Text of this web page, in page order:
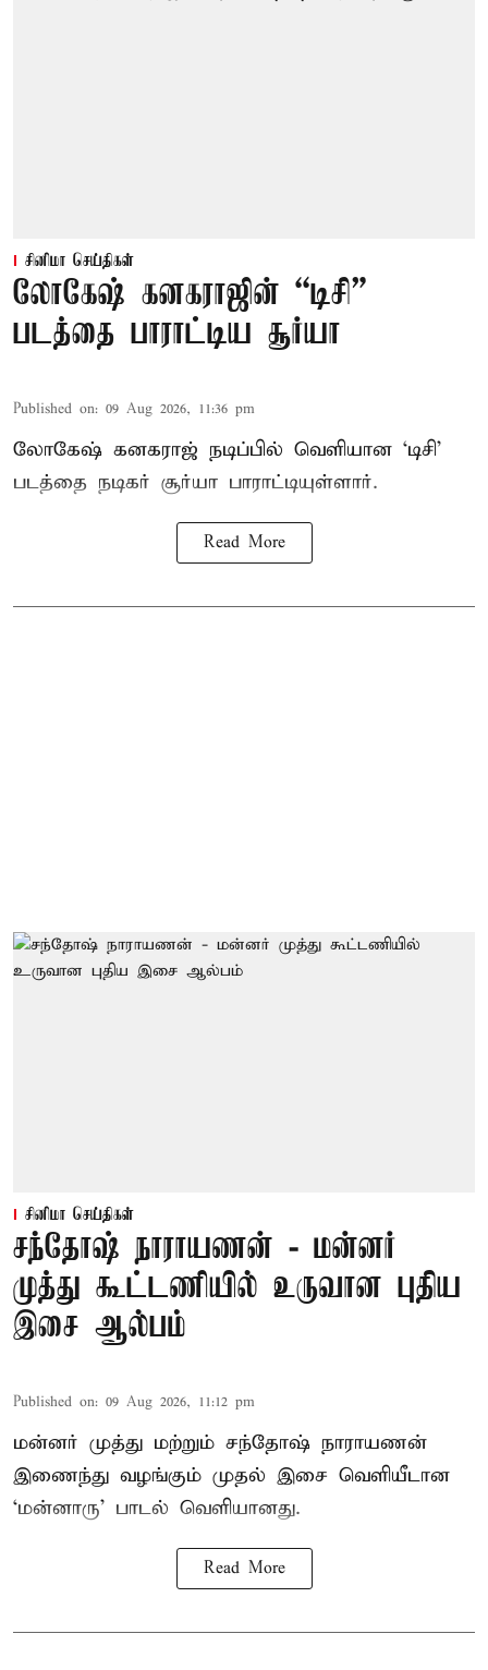
சினிமா செய்திகள்
லோகேஷ் கனகராஜின் “டிசி”
படத்தை பாராட்டிய சூர்யா
Published on: 09 Aug 2026, 11:36 pm
லோகேஷ் கனகராஜ் நடிப்பில் வெளியான ‘டிசி’
படத்தை நடிகர் சூர்யா பாராட்டியுள்ளார்.
Read More
சினிமா செய்திகள்
சந்தோஷ் நாராயணன் - மன்னர்
முத்து கூட்டணியில் உருவான புதிய
இசை ஆல்பம்
Published on: 09 Aug 2026, 11:12 pm
மன்னர் முத்து மற்றும் சந்தோஷ் நாராயணன்
இணைந்து வழங்கும் முதல் இசை வெளியீடான
‘மன்னாரு’ பாடல் வெளியானது.
Read More